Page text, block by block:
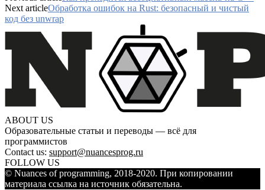
Next articleОбработка ошибок на Rust: безопасный и чистый
код без unwrap
ABOUT US
Образовательные статьи и переводы — всё для
программистов
Contact us: support@nuancesprog.ru
FOLLOW US
© Nuances of programming, 2018-2020. При копировании
материала ссылка на источник обязательна.